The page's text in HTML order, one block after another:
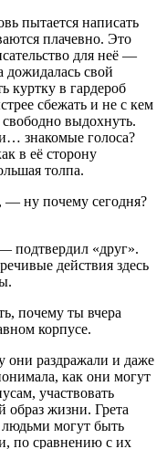
пытается написать
плачевно. Это
для неё —
дожидалась свой
куртку в гардероб
сбежать и не с кем
свободно выдохнуть.
знакомые голоса?
в её сторону
толпа.
ну почему сегодня?
подтвердил «друг».
действия здесь
почему ты вчера
корпусе.
они раздражали и даже
как они могут
участвовать
образ жизни. Грета
могут быть
по сравнению с их